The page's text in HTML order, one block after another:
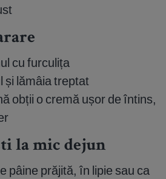
cu furculița
și lămâia treptat
obții o cremă ușor de întins,
la mic dejun
pâine prăjită, în lipie sau ca